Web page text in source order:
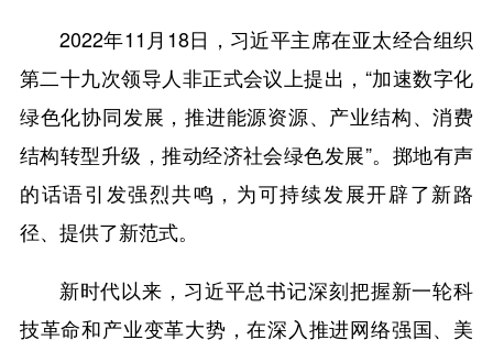
2022年11月18日，习近平主席在亚太经合组织
第二十九次领导人非正式会议上提出，“加速数字化
绿色化协同发展，推进能源资源、产业结构、消费
结构转型升级，推动经济社会绿色发展”。掷地有声
的话语引发强烈共鸣，为可持续发展开辟了新路
径、提供了新范式。
新时代以来，习近平总书记深刻把握新一轮科
技革命和产业变革大势，在深入推进网络强国、美